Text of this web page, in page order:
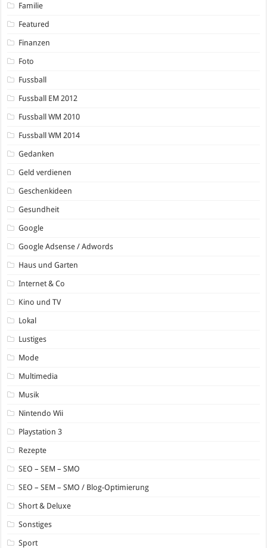
Familie
Featured
Finanzen
Foto
Fussball
Fussball EM 2012
Fussball WM 2010
Fussball WM 2014
Gedanken
Geld verdienen
Geschenkideen
Gesundheit
Google
Google Adsense / Adwords
Haus und Garten
Internet & Co
Kino und TV
Lokal
Lustiges
Mode
Multimedia
Musik
Nintendo Wii
Playstation 3
Rezepte
SEO – SEM – SMO
SEO – SEM – SMO / Blog-Optimierung
Short & Deluxe
Sonstiges
Sport